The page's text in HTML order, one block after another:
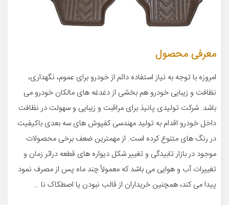
معرفی محصول
امروزه با توجه به نیاز استفاده دائم از خودرو برای عموم، نگهداری،
نظافت و زیبایی خودرو هم بخشی از دغدغه های مالکان خودرو می
باشد. شرکت تولیدی پانیذ برای مراقبت و زیبایی و سهولت در نظافت
داخل خودرو اقدام به تولید مهندسی کفپوش های سه بعدی باکیفیت
در رنگ های متنوع کرده است. از مهمترین ضعف برخی محصولات
موجود در بازار تابیدگی و تغییر شکل دیواره های قطعه دراثر زمان و
تغییرات آب و هوایی می باشد که معمولأ چند ماه پس از مصرف نمود
پیدا می کند، همچنین خریداران از قالب نبودن یا اصطکاک نا …